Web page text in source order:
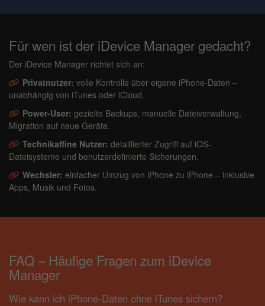
Für wen ist der iDevice Manager gedacht?
Der iDevice Manager richtet sich an:
Privatnutzer: volle Kontrolle über eigene iPhone-Daten –
unabhängig von iTunes oder iCloud.
Power-User: gezielte Backups, manuelle Dateiverwaltung,
Migration auf neue Geräte.
Technikaffine Nutzer: detaillierter Zugriff auf iOS-
Dateisysteme und benutzerdefinierte Sicherungen.
Wechsler: einfacher Umzug von iPhone zu iPhone – inklusive
Apps, Musik und Fotos.
FAQ – Häufige Fragen zum iDevice
Manager
Wie kann ich iPhone-Daten ohne iTunes sichern?